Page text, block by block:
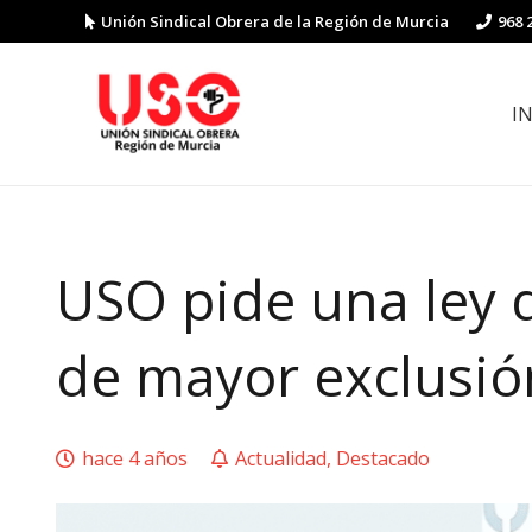
Unión Sindical Obrera de la Región de Murcia 968
USO pide una
de mayor
hace 4 años Actualidad, Destacado